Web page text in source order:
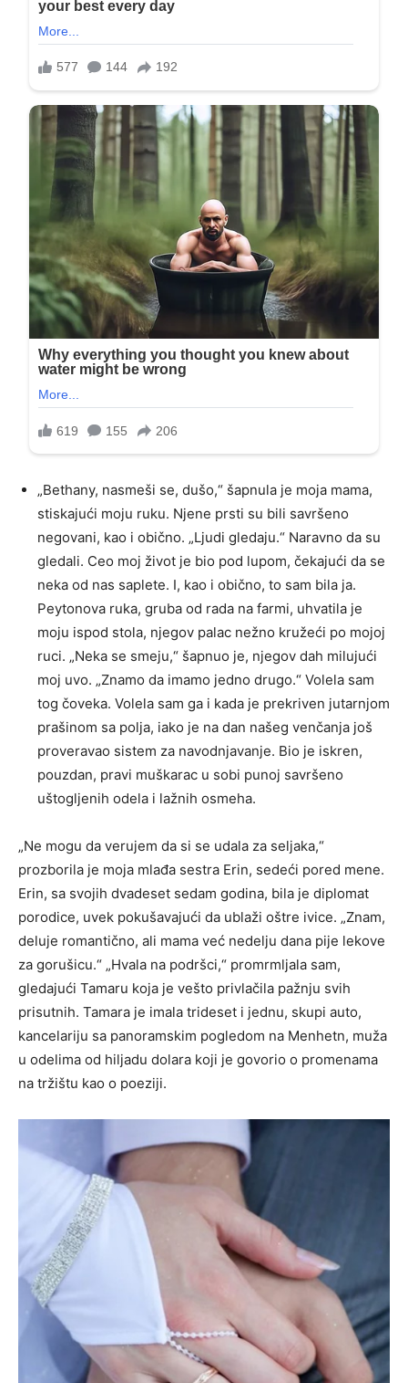
„Bethany, nasmeši se, dušo,“ šapnula je moja mama,
stiskajući moju ruku. Njene prsti su bili savršeno
negovani, kao i obično. „Ljudi gledaju.“ Naravno da su
gledali. Ceo moj život je bio pod lupom, čekajući da se
neka od nas saplete. I, kao i obično, to sam bila ja.
Peytonova ruka, gruba od rada na farmi, uhvatila je
moju ispod stola, njegov palac nežno kružeći po mojoj
ruci. „Neka se smeju,“ šapnuo je, njegov dah milujući
moj uvo. „Znamo da imamo jedno drugo.“ Volela sam
tog čoveka. Volela sam ga i kada je prekriven jutarnjom
prašinom sa polja, iako je na dan našeg venčanja još
proveravao sistem za navodnjavanje. Bio je iskren,
pouzdan, pravi muškarac u sobi punoj savršeno
uštogljenih odela i lažnih osmeha.
„Ne mogu da verujem da si se udala za seljaka,“
prozborila je moja mlađa sestra Erin, sedeći pored mene.
Erin, sa svojih dvadeset sedam godina, bila je diplomat
porodice, uvek pokušavajući da ublaži oštre ivice. „Znam,
deluje romantično, ali mama već nedelju dana pije lekove
za gorušicu.“ „Hvala na podršci,“ promrmljala sam,
gledajući Tamaru koja je vešto privlačila pažnju svih
prisutnih. Tamara je imala trideset i jednu, skupi auto,
kancelariju sa panoramskim pogledom na Menhetn, muža
u odelima od hiljadu dolara koji je govorio o promenama
na tržištu kao o poeziji.